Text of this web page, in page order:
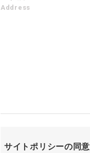
Address
サイトポリシーの同意